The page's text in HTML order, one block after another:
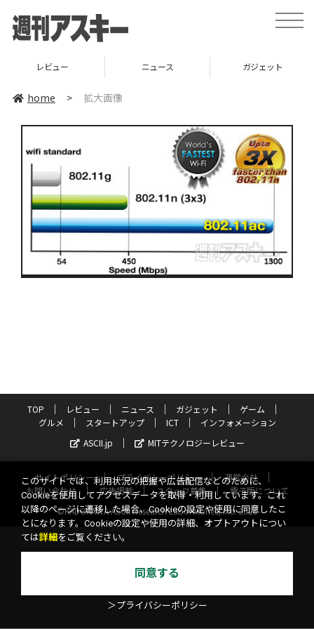
toggle
レビュー ニュース ガジェット
home > 拡大画像
TOP レビュー ニュース ガジェット
ゲーム
グルメ
スタートアップ ICT
インフォメーション
ASCII.jp
MITテクノロジーレビュー
サイトポリシー プライバシーポリシー
運営会社
お問い合わせ
広告掲載 スタッフ募集
電子版について
©KADOKAWA ASCII Research Laboratories, Inc. 2026
このサイトでは、利用状況の把握や広告配信などのために、
Cookieを使用してアクセスデータを取得・利用しています。これ
以降のページに遷移した場合、Cookieの設定や使用に同意したこ
とになります。Cookieの設定や使用の詳細、オプトアウトについ
ては詳細 をご覧ください。
同意する
＞プライバシーポリシー